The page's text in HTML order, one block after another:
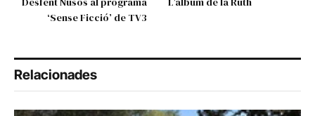
‘Sense Ficció’ de TV3
Relacionades